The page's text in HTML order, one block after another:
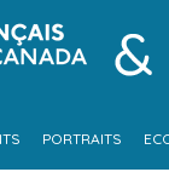
PORTRAITS